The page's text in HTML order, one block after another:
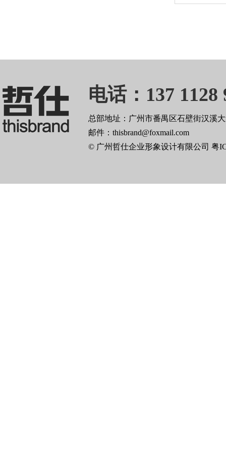
电话：137 1128
总部地址：广州市番禺区石壁街汉溪
邮件：thisbrand@foxmail.com
© 广州哲仕企业形象设计有限公司 粤